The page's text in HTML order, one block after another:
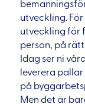
utveckling.
utveckling för
person, på
Idag ser ni
leverera
på
Men det är